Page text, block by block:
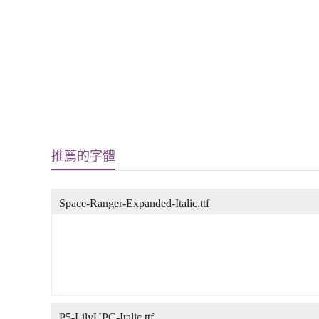
推薦的字體
Space-Ranger-Expanded-Italic.ttf